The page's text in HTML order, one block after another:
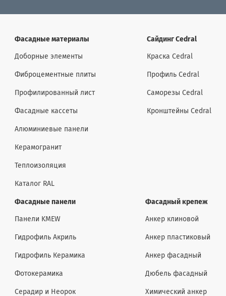
Фасадные материалы
Доборные элементы
Фиброцементные плиты
Профилированный лист
Фасадные кассеты
Алюминиевые панели
Керамогранит
Теплоизоляция
Каталог RAL
Сайдинг Cedral
Краска Cedral
Профиль Cedral
Саморезы Cedral
Кронштейны Cedral
Фасадные панели
Панели KMEW
Гидрофиль Акриль
Гидрофиль Керамика
Фотокерамика
Серадир и Неорок
Фасадный крепеж
Анкер клиновой
Анкер пластиковый
Анкер фасадный
Дюбель фасадный
Химический анкер